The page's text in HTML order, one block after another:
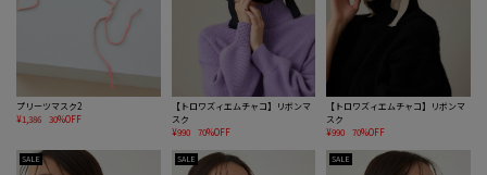
プリーツマスク2
¥1,386
30%OFF
【トロワズィエムチャコ】リボンマ
スク
¥990
70%OFF
【トロワズィエムチャコ】リボンマ
スク
¥990
70%OFF
SALE SALE SALE